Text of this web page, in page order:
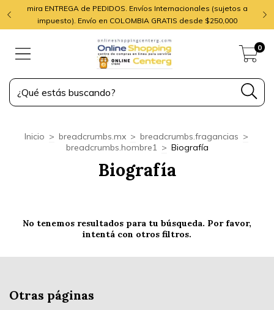
mira ENTREGA de PEDIDOS. Envíos Internacionales (sujetos a
impuesto). Envío en COLOMBIA GRATIS desde $250,000
0
Inicio > breadcrumbs.mx > breadcrumbs.fragancias >
breadcrumbs.hombre1 > Biografía
Biografía
No tenemos resultados para tu búsqueda. Por favor,
intentá con otros filtros.
Otras páginas